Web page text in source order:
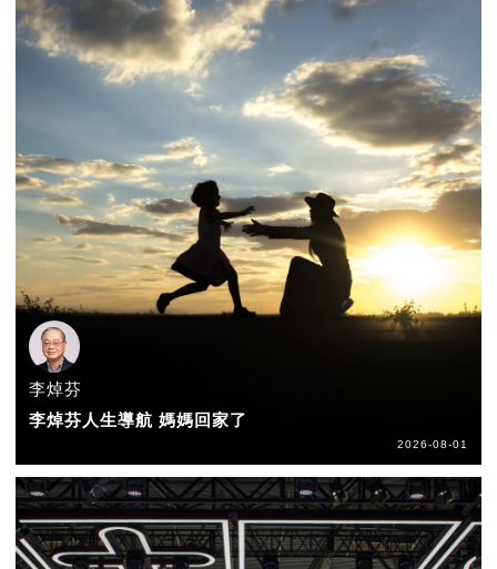
李焯芬
李焯芬人生導航 媽媽回家了
2026-08-01